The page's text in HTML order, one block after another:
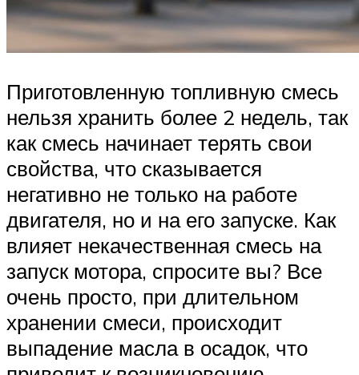
Приготовленную топливную смесь
нельзя хранить более 2 недель, так
как смесь начинает терять свои
свойства, что сказывается
негативно не только на работе
двигателя, но и на его запуске. Как
влияет некачественная смесь на
запуск мотора, спросите вы? Все
очень просто, при длительном
хранении смеси, происходит
выпадение масла в осадок, что